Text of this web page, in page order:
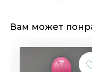
Вам может